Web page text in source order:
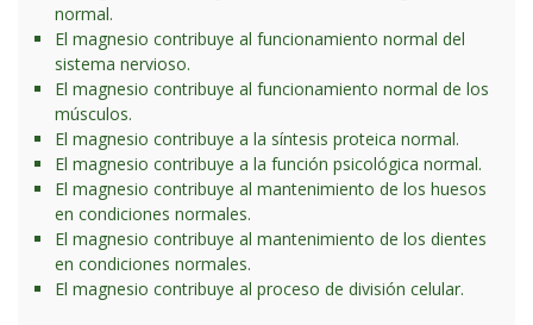
normal.
El magnesio contribuye al funcionamiento normal del
sistema nervioso.
El magnesio contribuye al funcionamiento normal de los
músculos.
El magnesio contribuye a la síntesis proteica normal.
El magnesio contribuye a la función psicológica normal.
El magnesio contribuye al mantenimiento de los huesos
en condiciones normales.
El magnesio contribuye al mantenimiento de los dientes
en condiciones normales.
El magnesio contribuye al proceso de división celular.